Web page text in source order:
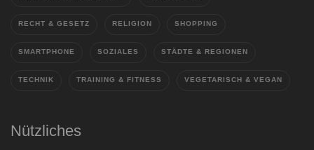
RECHT & GESETZ RELIGION SHOPPING
SMARTPHONE SOZIALES STÄDTE & REGIONEN
TECHNIK TRAINING & FITNESS VEGETARISCH & VEGAN
Nützliches